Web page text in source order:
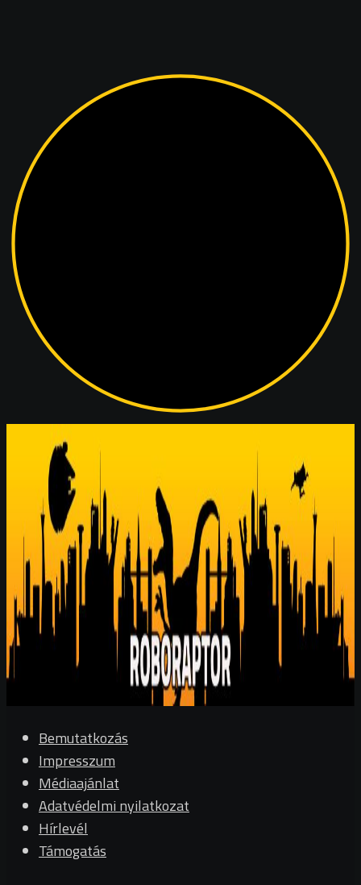
Bemutatkozás
Impresszum
Médiaajánlat
Adatvédelmi nyilatkozat
Hírlevél
Támogatás